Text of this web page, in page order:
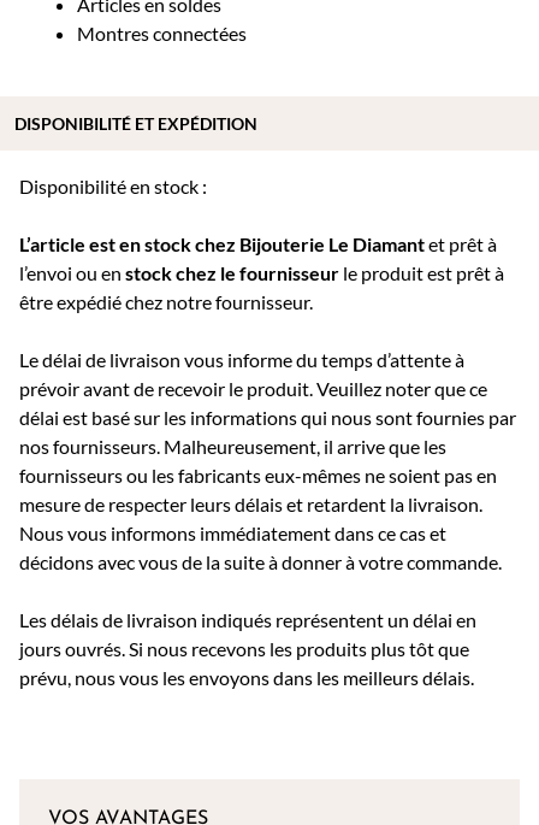
Articles en soldes
Montres connectées
Disponibilité en stock :
L’article est en stock chez Bijouterie Le Diamantet prêt à
l’envoi ou en stock chez le fournisseur le produit est prêt à
être expédié chez notre fournisseur.
Le délai de livraison vous informe du temps d’attente à
prévoir avant de recevoir le produit. Veuillez noter que ce
délai est basé sur les informations qui nous sont fournies par
nos fournisseurs. Malheureusement, il arrive que les
fournisseurs ou les fabricants eux-mêmes ne soient pas en
mesure de respecter leurs délais et retardent la livraison.
Nous vous informons immédiatement dans ce cas et
décidons avec vous de la suite à donner à votre commande.
Les délais de livraison indiqués représentent un délai en
jours ouvrés. Si nous recevons les produits plus tôt que
prévu, nous vous les envoyons dans les meilleurs délais.
DISPONIBILITÉ ET EXPÉDITION
VOS AVANTAGES